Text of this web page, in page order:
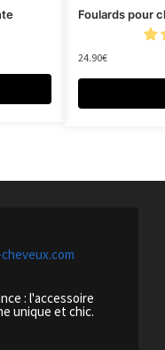
Foulards pour
24.90€
: l'accessoire
unique et chic.